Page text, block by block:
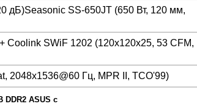
дБ)Seasonic SS-650JT (650 Вт, 120 мм,
Coolink SWiF 1202 (120x120x25, 53 CFM,
2048x1536@60 Гц, MPR II, TCO'99)
DDR2 ASUS с